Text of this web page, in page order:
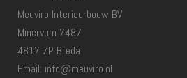
Meuviro Interieurbouw BV
Minervum 7487
4817 ZP Breda
Email: info@meuviro.nl